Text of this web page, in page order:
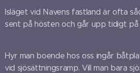
Isläget vid Navens fastland är ofta
sent på hösten och går upp tidigt på
Hyr man boende hos oss ingår
vid sjösättningsramp. Vill man bara